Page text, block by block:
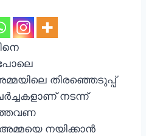
തിരഞ്ഞെടുപ്പ്
നടന്ന്
നയിക്കാൻ